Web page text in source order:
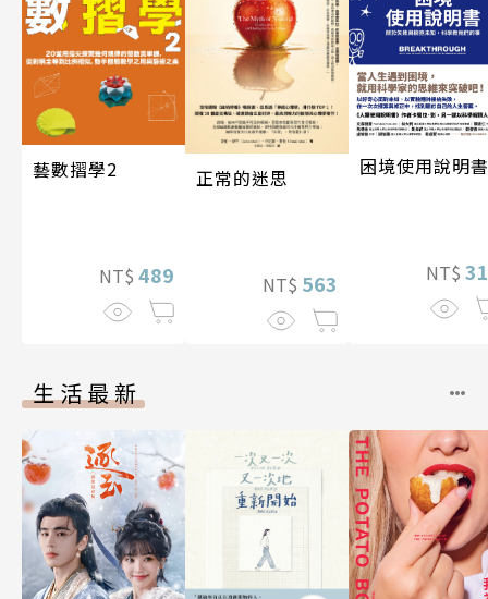
藝數摺學2
NT$ 489
正常的迷思
NT$ 563
困境使用說明書
NT$
生活最新